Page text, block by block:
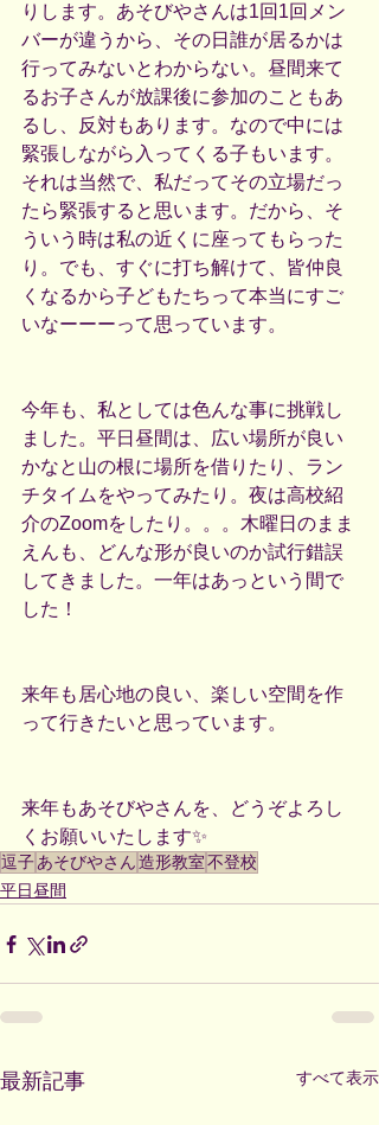
りします。あそびやさんは1回1回メン
バーが違うから、その日誰が居るかは
行ってみないとわからない。昼間来て
るお子さんが放課後に参加のこともあ
るし、反対もあります。なので中には
緊張しながら入ってくる子もいます。
それは当然で、私だってその立場だっ
たら緊張すると思います。だから、そ
ういう時は私の近くに座ってもらった
り。でも、すぐに打ち解けて、皆仲良
くなるから子どもたちって本当にすご
いなーーーって思っています。
今年も、私としては色んな事に挑戦し
ました。平日昼間は、広い場所が良い
かなと山の根に場所を借りたり、ラン
チタイムをやってみたり。夜は高校紹
介のZoomをしたり。。。木曜日のまま
えんも、どんな形が良いのか試行錯誤
してきました。一年はあっという間で
した！
来年も居心地の良い、楽しい空間を作
って行きたいと思っています。
来年もあそびやさんを、どうぞよろし
くお願いいたします✨
逗子あそびやさん造形教室不登校
平日昼間
最新記事 すべて表示